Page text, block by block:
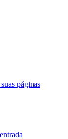
páginas